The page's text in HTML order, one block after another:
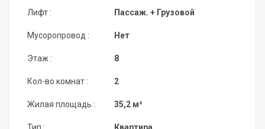
Лифт :
Мусоропровод :
Этаж :
Кол-во комнат :
Жилая площадь :
Пассаж. + Грузовой
Нет
8
2
35,2 м²